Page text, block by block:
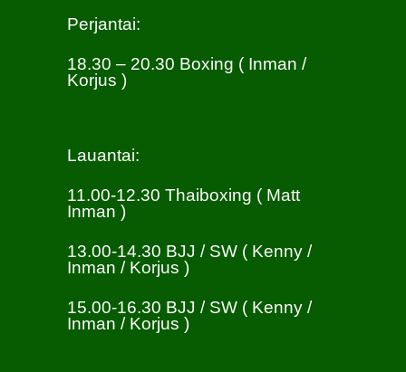
Perjantai:
18.30 – 20.30 Boxing ( Inman /
Korjus )
Lauantai:
11.00-12.30 Thaiboxing ( Matt
Inman )
13.00-14.30 BJJ / SW ( Kenny /
Inman / Korjus )
15.00-16.30 BJJ / SW ( Kenny /
Inman / Korjus )